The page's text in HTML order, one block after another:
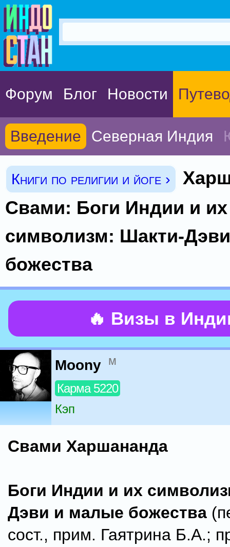
Форум Блог Новости
Введение Северная Индия
Книги по религии и йоге ›
Свами: Боги Индии и их
символизм: Шакти-
божества
🔥 Визы в
Moony м
Карма 5220
Кэп
Свами Харшананда
Боги Индии и их
Дэви и малые божества
сост., прим. Гаятрина Б.А.;